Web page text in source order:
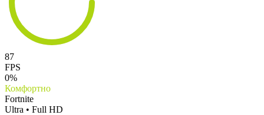
87
FPS
0%
Комфортно
Fortnite
Ultra • Full HD